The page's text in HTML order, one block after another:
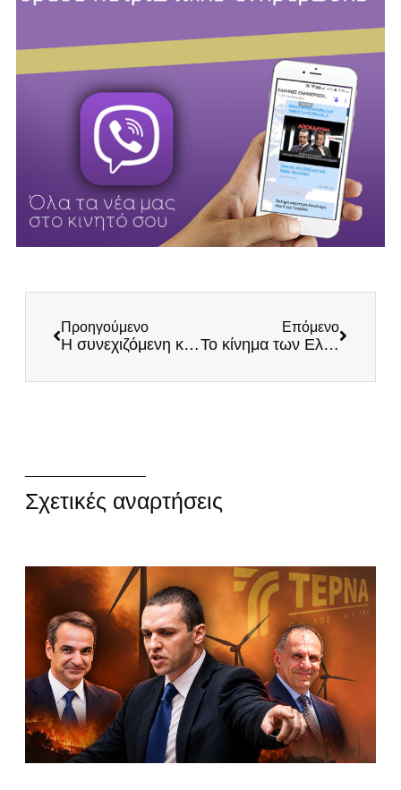
Προηγούμενο
Η συνεχιζόμενη καταστροφή της ζωντανής κουλτούρας στην Ελλάδα: Η περίπτωση του Αιγαίου και των Καϊκιών της.
Επόμενο
Το κίνημα των Ελλήνων και στις Σέρρες
Σχετικές αναρτήσεις